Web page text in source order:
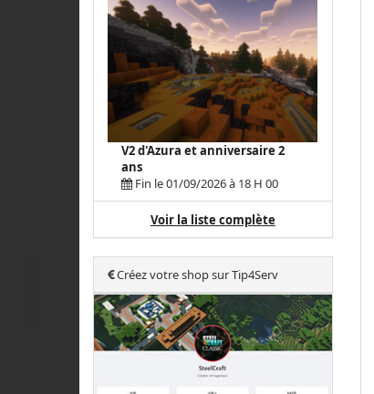
V2 d'Azura et anniversaire 2
ans
Fin le 01/09/2026 à 18 H 00
Voir la liste complète
Créez votre shop sur Tip4Serv